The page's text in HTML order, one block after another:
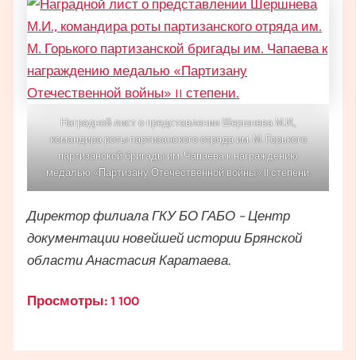
Наградной лист о представлении Шершнева М.И.,
командира роты партизанского отряда им. М. Горького
партизанской бригады им. Чапаева к награждению
медалью «Партизану Отечественной войны» II степени.
Директор филиала ГКУ БО ГАБО – Центр
документации новейшей истории Брянской
области Анастасия Каратаева.
Просмотры: 1 100